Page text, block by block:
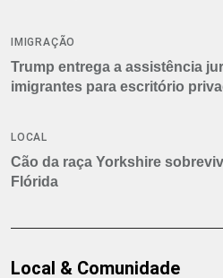
IMIGRAÇÃO
Trump entrega a assistência
imigrantes para escritório
LOCAL
Cão da raça Yorkshire
Flórida
Local & Comunidade